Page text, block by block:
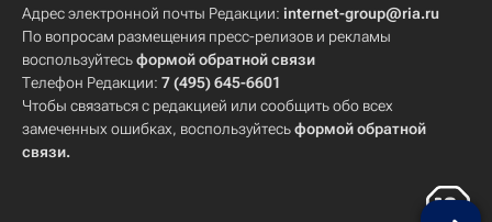
Адрес электронной почты Редакции: internet-group@ria.ru
По вопросам размещения пресс-релизов и рекламы
воспользуйтесьформой обратной связи
Телефон Редакции: 7 (495) 645-6601
Чтобы связаться с редакцией или сообщить обо всех
замеченных ошибках, воспользуйтесьформой обратной
связи.